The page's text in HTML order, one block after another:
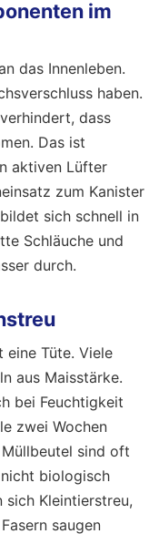
im
das Innenleben.
haben.
dass
Das ist
aktiven Lüfter
zum Kanister
sich schnell in
Schläuche und
durch.
eine Tüte. Viele
aus Maisstärke.
bei Feuchtigkeit
zwei Wochen
sind oft
biologisch
sich Kleintierstreu,
saugen